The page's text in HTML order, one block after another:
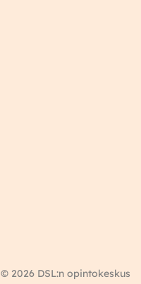
© 2026 DSL:n opintokeskus